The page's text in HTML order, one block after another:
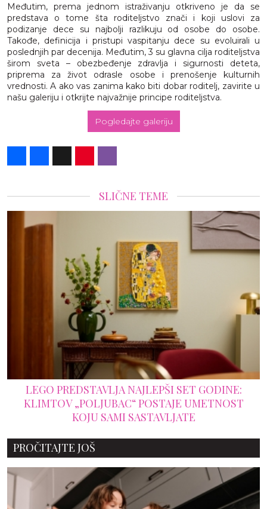
Međutim, prema jednom istraživanju otkriveno je da se
predstava o tome šta roditeljstvo znači i koji uslovi za
podizanje dece su najbolji razlikuju od osobe do osobe.
Takođe, definicija i pristupi vaspitanju dece su evoluirali u
poslednjih par decenija. Međutim, 3 su glavna cilja roditeljstva
širom sveta – obezbeđenje zdravlja i sigurnosti deteta,
priprema za život odrasle osobe i prenošenje kulturnih
vrednosti. A ako vas zanima kako biti dobar roditelj, zavirite u
našu galeriju i otkrijte najvažnije principe roditeljstva.
Pogledajte galeriju
SLIČNE TEME
DEJVID BEKAM JE DOBIO POKLON OD
PRIJATELJA VREDAN 26 MILIONA DOLARA
PROČITAJTE JOŠ